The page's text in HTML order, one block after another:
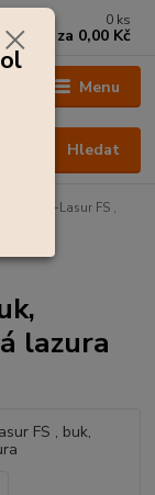
Menu
Hledat
0 ks
za 0,00 Kč
Lasur FS ,
lazura